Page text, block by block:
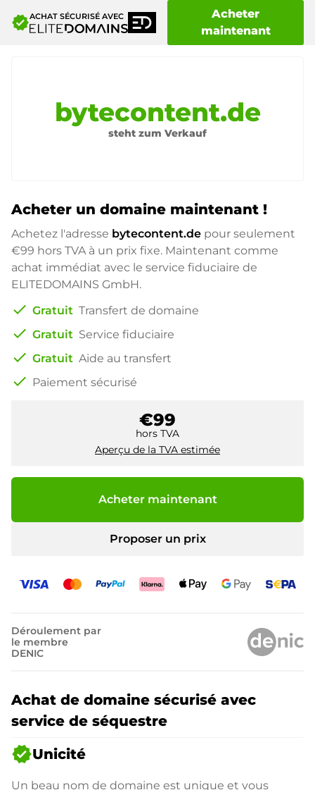
verifiedACHAT SÉCURISÉ AVEC
Acheter
maintenant
bytecontent.de
steht zum Verkauf
Acheter un domaine maintenant !
Achetez l'adresse bytecontent.de pour seulement
€99 hors TVA à un prix fixe. Maintenant comme
achat immédiat avec le service fiduciaire de
ELITEDOMAINS GmbH.
check Gratuit Transfert de domaine
check Gratuit Service fiduciaire
check Gratuit Aide au transfert
check Paiement sécurisé
€99
hors TVA
Aperçu de la TVA estimée
Acheter maintenant
Proposer un prix
Déroulement par
le membre
DENIC
Achat de domaine sécurisé avec
service de séquestre
verifiedUnicité
Un beau nom de domaine est unique et vous